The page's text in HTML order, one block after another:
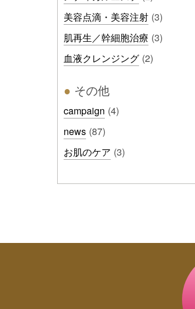
美容点滴・美容注射 (3)
肌再生／幹細胞治療 (3)
血液クレンジング (2)
● その他
campaign (4)
news (87)
お肌のケア (3)